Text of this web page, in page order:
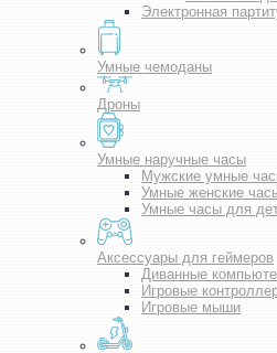
Электронная
Умные чемоданы
Дроны
Умные наручные часы
Мужские умные
Умные женские
Умные часы для
Аксессуары для геймеров
Диванные
Игровые
Игровые мыши